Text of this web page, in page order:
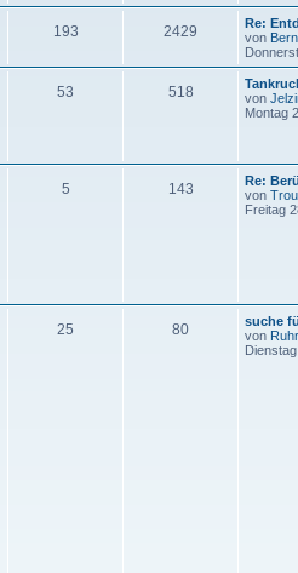
193 2429
Re:
von
53 518
von
Montag
5 143
Re:
von
Freitag
25 80
suche
von